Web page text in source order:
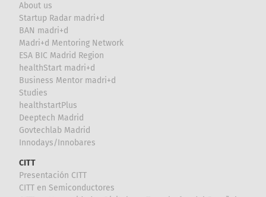
About us
Startup Radar madri+d
BAN madri+d
Madri+d Mentoring Network
ESA BIC Madrid Region
healthStart madri+d
Business Mentor madri+d
Studies
healthstartPlus
Deeptech Madrid
Govtechlab Madrid
Innodays/Innobares
CITT
Presentación CITT
CITT en Semiconductores